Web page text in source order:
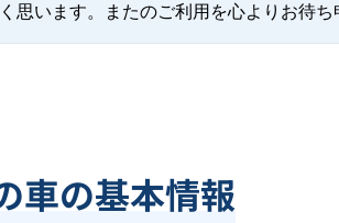
思います。またのご利用を心よりお待ち
車の基本情報